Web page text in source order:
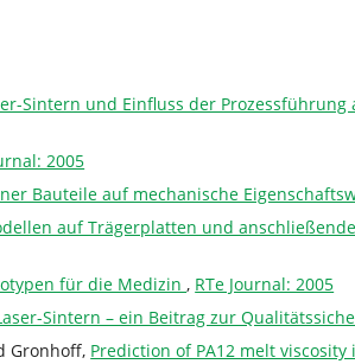
Sintern und Einfluss der Prozessführung
2005
Bauteile auf mechanische
auf Trägerplatten und
für die Medizin, RTe Journal: 2005
Sintern – ein Beitrag zur
Gronhoff, Prediction of PA12 melt